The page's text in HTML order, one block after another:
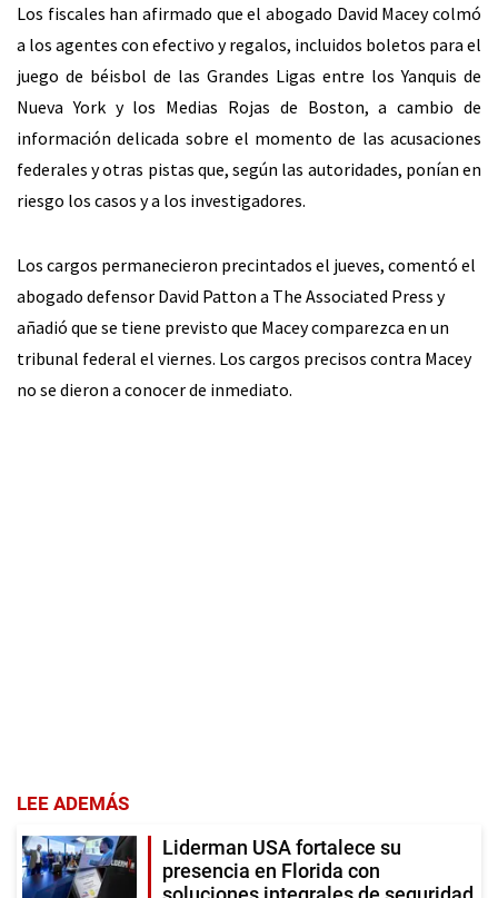
Los fiscales han afirmado que el abogado David Macey colmó
a los agentes con efectivo y regalos, incluidos boletos para el
juego de béisbol de las Grandes Ligas entre los Yanquis de
Nueva York y los Medias Rojas de Boston, a cambio de
información delicada sobre el momento de las acusaciones
federales y otras pistas que, según las autoridades, ponían en
riesgo los casos y a los investigadores.
Los cargos permanecieron precintados el jueves, comentó el
abogado defensor David Patton a The Associated Press y
añadió que se tiene previsto que Macey comparezca en un
tribunal federal el viernes. Los cargos precisos contra Macey
no se dieron a conocer de inmediato.
LEE ADEMÁS
Liderman USA fortalece su
presencia en Florida con